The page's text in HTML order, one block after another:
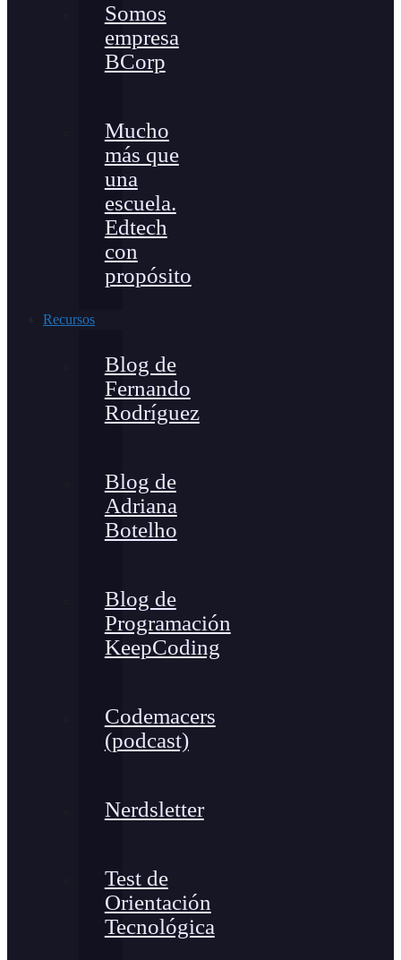
Somos
empresa
BCorp
Mucho
más que
una
escuela.
Edtech
con
propósito
Recursos
Blog de
Fernando
Rodríguez
Blog de
Adriana
Botelho
Blog de
Programación
KeepCoding
Codemacers
(podcast)
Nerdsletter
Test de
Orientación
Tecnológica